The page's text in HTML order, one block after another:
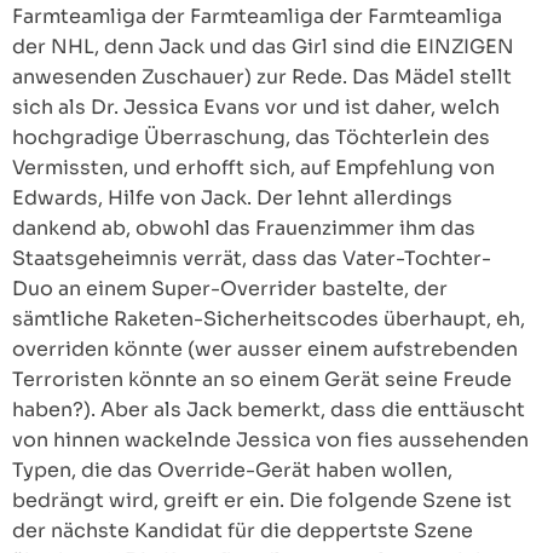
Farmteamliga der Farmteamliga der Farmteamliga
der NHL, denn Jack und das Girl sind die EINZIGEN
anwesenden Zuschauer) zur Rede. Das Mädel stellt
sich als Dr. Jessica Evans vor und ist daher, welch
hochgradige Überraschung, das Töchterlein des
Vermissten, und erhofft sich, auf Empfehlung von
Edwards, Hilfe von Jack. Der lehnt allerdings
dankend ab, obwohl das Frauenzimmer ihm das
Staatsgeheimnis verrät, dass das Vater-Tochter-
Duo an einem Super-Overrider bastelte, der
sämtliche Raketen-Sicherheitscodes überhaupt, eh,
overriden könnte (wer ausser einem aufstrebenden
Terroristen könnte an so einem Gerät seine Freude
haben?). Aber als Jack bemerkt, dass die enttäuscht
von hinnen wackelnde Jessica von fies aussehenden
Typen, die das Override-Gerät haben wollen,
bedrängt wird, greift er ein. Die folgende Szene ist
der nächste Kandidat für die deppertste Szene